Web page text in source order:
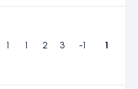
1 1 2 3 -1 1